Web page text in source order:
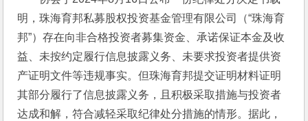
明，珠海育邦私募股权投资基金管理有限公司（“珠海育
邦”）存在向非合格投资者募集资金、承诺保证本金及收
益、未按约定履行信息披露义务、未要求投资者提供资
产证明文件等违规事实。但珠海育邦提交证明材料证明
其部分履行了信息披露义务，且积极采取措施与投资者
达成和解，符合减轻采取纪律处分措施的情形。据此，